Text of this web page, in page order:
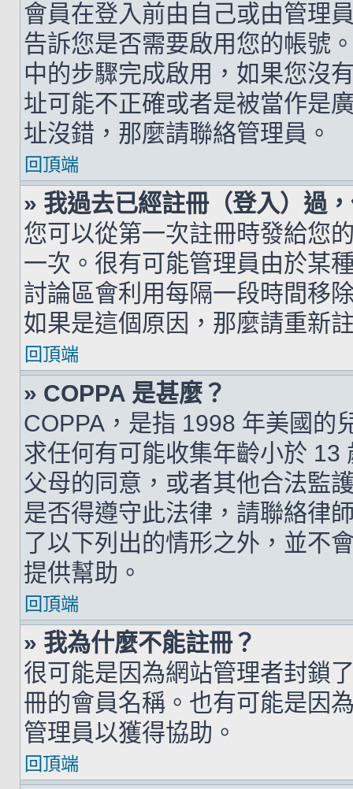
會員在登入前由自己或由管理
告訴您是否需要啟用您的帳號
中的步驟完成啟用，如果您沒
址可能不正確或者是被當作是
址沒錯，那麼請聯絡管理員。
回頂端
» 我過去已經註冊（登入）過
您可以從第一次註冊時發給您
一次。很有可能管理員由於某
討論區會利用每隔一段時間移
如果是這個原因，那麼請重新
回頂端
» COPPA 是甚麼？
COPPA，是指 1998 年美國的
求任何有可能收集年齡小於 13
父母的同意，或者其他合法監
是否得遵守此法律，請聯絡律
了以下列出的情形之外，並不
提供幫助。
回頂端
» 我為什麼不能註冊？
很可能是因為網站管理者封鎖
冊的會員名稱。也有可能是因
管理員以獲得協助。
回頂端